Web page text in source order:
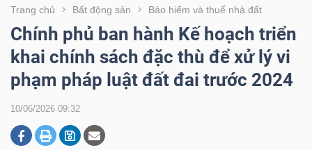
Trang chủ Bất động sản Bảo hiểm và thuế nhà đất
Chính phủ ban hành Kế hoạch triển
khai chính sách đặc thù để xử lý vi
phạm pháp luật đất đai trước 2024
10/06/2026 09:32
CHỨNG
KHOÁN
DOANH